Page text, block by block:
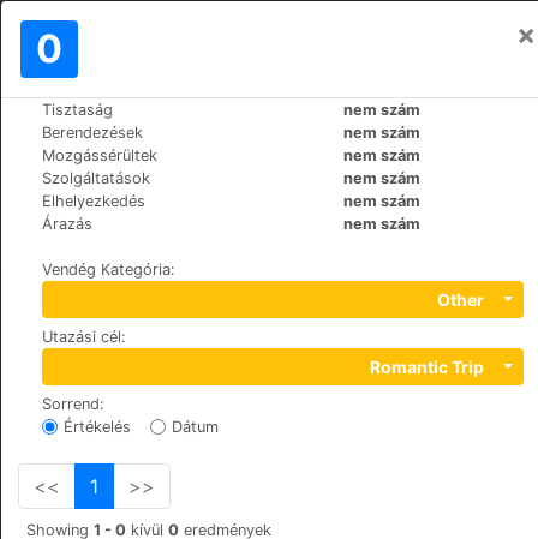
0 ×
Tisztaság
nem szám
Berendezések
nem szám
Mozgássérültek
nem szám
Szolgáltatások
nem szám
Elhelyezkedés
nem szám
Árazás
nem szám
Vendég Kategória:
Other
Utazási cél:
Romantic Trip
Sorrend:
Értékelés
Dátum
<< 1 >>
Showing 1 - 0 kívül 0 eredmények
Világ>Spain
Club Siroco
+34 928 59 20 00
Avda. Islas Canarias, s/n, 35509